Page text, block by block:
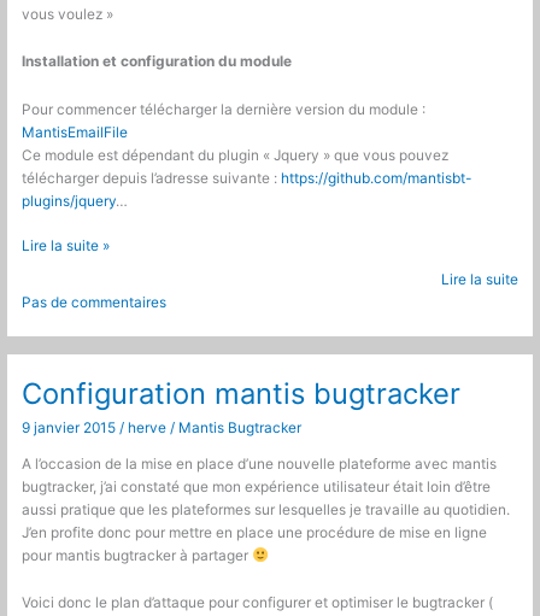
vous voulez »
Installation et configuration du module
Pour commencer télécharger la dernière version du module :
MantisEmailFile
Ce module est dépendant du plugin « Jquery » que vous pouvez
télécharger depuis l’adresse suivante : https://github.com/mantisbt-
plugins/jquery…
Mantis
Plugin
Envoi
de
pièces
jointes
par
Lire la suite »
Lire la suite
Pas de commentaires
Configuration mantis bugtracker
9 janvier 2015 / herve / Mantis Bugtracker
A l’occasion de la mise en place d’une nouvelle plateforme avec mantis
bugtracker, j’ai constaté que mon expérience utilisateur était loin d’être
aussi pratique que les plateformes sur lesquelles je travaille au quotidien.
J’en profite donc pour mettre en place une procédure de mise en ligne
pour mantis bugtracker à partager
Voici donc le plan d’attaque pour configurer et optimiser le bugtracker (